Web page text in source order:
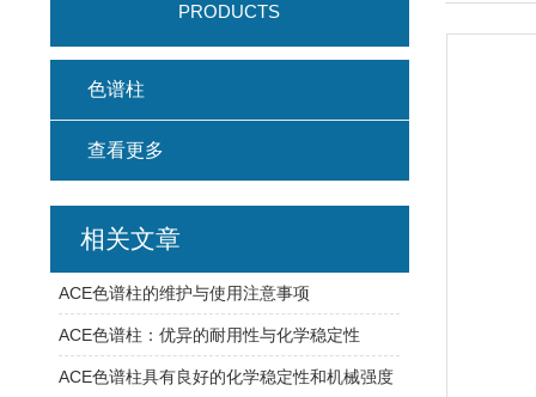
PRODUCTS
色谱柱
查看更多
相关文章
ACE色谱柱的维护与使用注意事项
ACE色谱柱：优异的耐用性与化学稳定性
ACE色谱柱具有良好的化学稳定性和机械强度